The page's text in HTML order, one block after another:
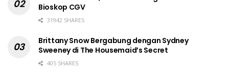
Bioskop CGV
31942 SHARES
Brittany Snow Bergabung dengan Sydney
Sweeney di The Housemaid’s Secret
405 SHARES